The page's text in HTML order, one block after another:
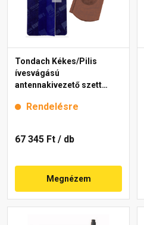
Tondach Kékes/Pilis
ívesvágású
antennakivezető szett
Rendelésre
67 345 Ft / db
Megnézem